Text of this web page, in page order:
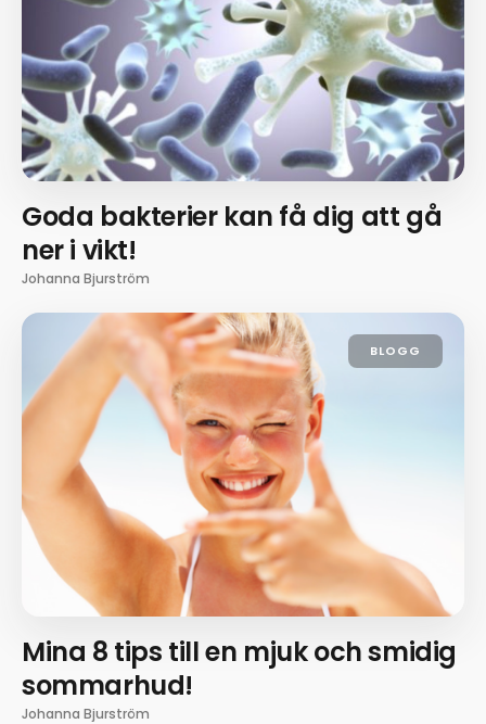
Goda bakterier kan få dig att gå
ner i vikt!
Johanna Bjurström
BLOGG
Mina 8 tips till en mjuk och smidig
sommarhud!
Johanna Bjurström